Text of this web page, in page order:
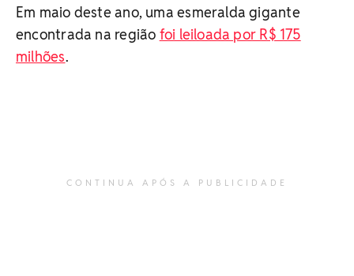
Em maio deste ano, uma esmeralda gigante
encontrada na região foi leiloada por R$ 175
milhões.
CONTINUA APÓS A PUBLICIDADE